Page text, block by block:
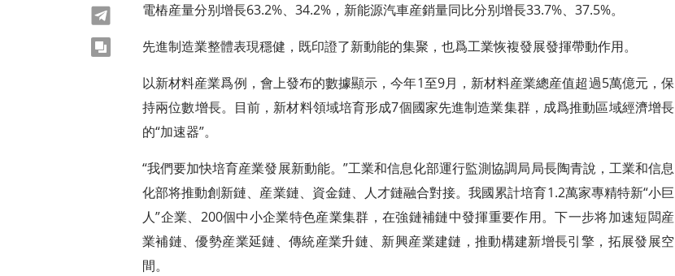
電樁産量分别增長63.2%、34.2%，新能源汽車産銷量同比分别增長33.7%、37.5%。
先進制造業整體表現穩健，既印證了新動能的集聚，也爲工業恢複發展發揮帶動作用。
以新材料産業爲例，會上發布的數據顯示，今年1至9月，新材料産業總産值超過5萬億元，保
持兩位數增長。目前，新材料領域培育形成7個國家先進制造業集群，成爲推動區域經濟增長
的“加速器”。
“我們要加快培育産業發展新動能。”工業和信息化部運行監測協調局局長陶青說，工業和信息
化部将推動創新鏈、産業鏈、資金鏈、人才鏈融合對接。我國累計培育1.2萬家專精特新“小巨
人”企業、200個中小企業特色産業集群，在強鏈補鏈中發揮重要作用。下一步将加速短闆産
業補鏈、優勢産業延鏈、傳統産業升鏈、新興産業建鏈，推動構建新增長引擎，拓展發展空
間。